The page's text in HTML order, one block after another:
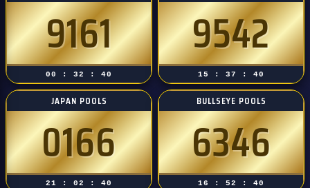
9161
00 : 32 : 39
9542
15 : 37 : 39
JAPAN POOLS
0166
21 : 02 : 39
BULLSEYE POOLS
6346
16 : 52 : 39